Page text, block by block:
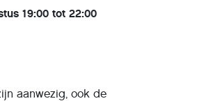
19:00 tot 22:00
aanwezig, ook de